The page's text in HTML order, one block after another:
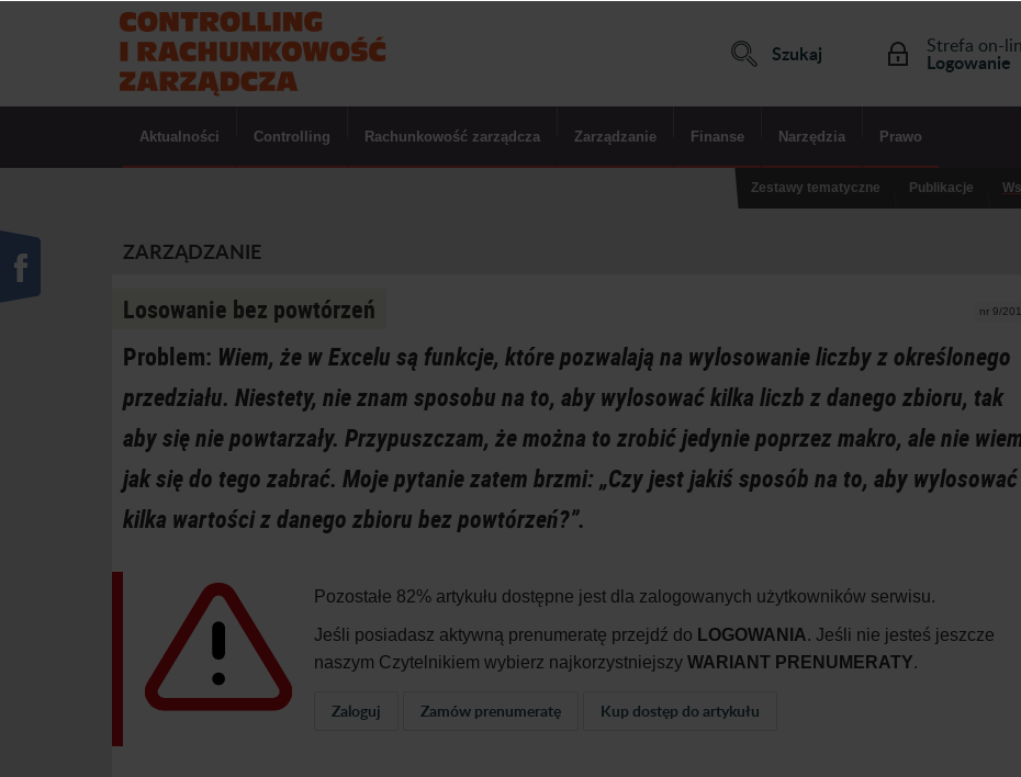
Szukaj Strefa on-
Logowanie
Aktualności Controlling Rachunkowość zarządcza Zarządzanie Finanse Narzędzia Prawo
Zestawy tematyczne Publikacje
ZARZĄDZANIE
Losowanie bez powtórzeń nr 9/
Problem: Wiem, że w Excelu są funkcje, które pozwalają na wylosowanie liczby z określonego
przedziału. Niestety, nie znam sposobu na to, aby wylosować kilka liczb z danego zbioru, tak
aby się nie powtarzały. Przypuszczam, że można to zrobić jedynie poprzez makro, ale nie
jak się do tego zabrać. Moje pytanie zatem brzmi: „Czy jest jakiś sposób na to, aby wylosować
kilka wartości z danego zbioru bez powtórzeń?”.
Pozostałe 82% artykułu dostępne jest dla zalogowanych użytkowników serwisu.
Jeśli posiadasz aktywną prenumeratę przejdź do LOGOWANIA. Jeśli nie jesteś jeszcze
naszym Czytelnikiem wybierz najkorzystniejszy WARIANT PRENUMERATY.
Zaloguj Zamów prenumeratę Kup dostęp do artykułu